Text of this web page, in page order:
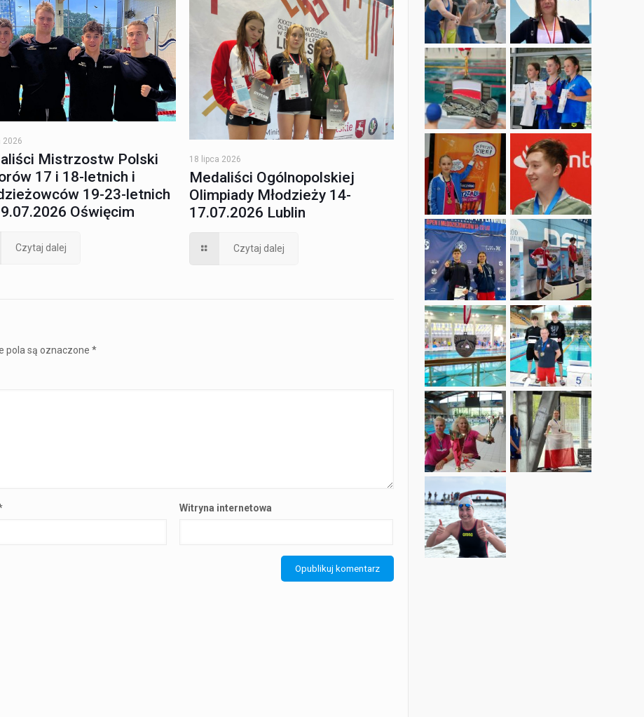
2026
Mistrzostw Polski
17 i 18-letnich i
19-23-letnich
Oświęcim
Czytaj dalej
18 lipca 2026
Medaliści Ogólnopolskiej
Olimpiady Młodzieży 14-
17.07.2026 Lublin
Czytaj dalej
pola są oznaczone*
Witryna internetowa